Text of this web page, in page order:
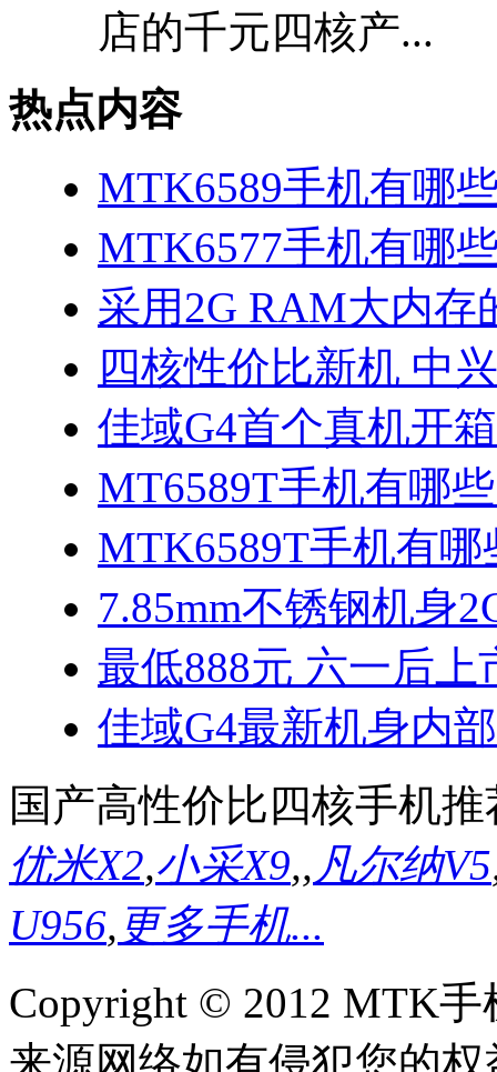
店的千元四核产...
热点内容
MTK6589手机有哪
MTK6577手机有哪
采用2G RAM大内存
四核性价比新机 中
佳域G4首个真机开
MT6589T手机有哪
MTK6589T手机有
7.85mm不锈钢机身
最低888元 六一后上
佳域G4最新机身内
国产高性价比四核手机推
优米X2,小采X9,,凡尔纳V5
U956, 更多手机...
Copyright © 2012 MTK